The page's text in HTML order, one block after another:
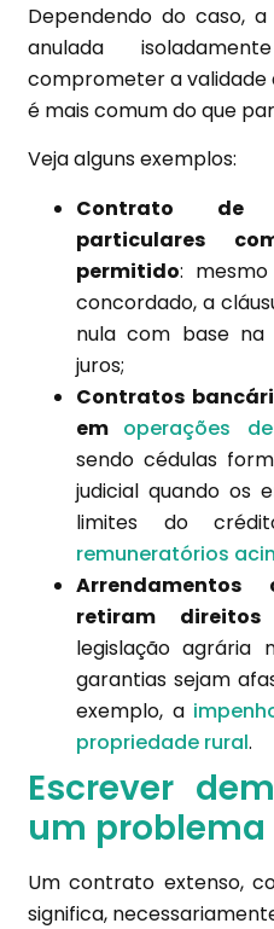
Dependendo do caso,
anulada
comprometer a validade
é mais comum do que
Veja alguns exemplos:
Contrato de
particulares
permitido:
concordado, a
nula com base na
juros;
Contratos
em operações
sendo cédulas
judicial quando os
limites do
remuneratórios
retiram
legislação agrária
garantias sejam
exemplo, a
propriedade rural.
Escrever
um problema
Um contrato extenso,
significa,